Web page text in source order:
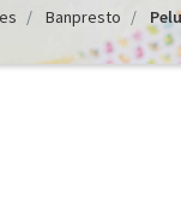
Banpresto